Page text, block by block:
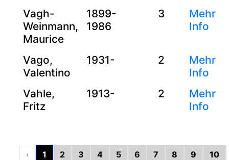
Vagh-
Weinmann,
Maurice
1899-
1986
3
Mehr
Info
Vago,
Valentino
1931- 2
Mehr
Info
Vahle,
Fritz
1913- 2
Mehr
Info
‹ 1 2 3 4 5 6 7 8 9 10